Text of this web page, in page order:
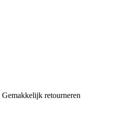
Gemakkelijk retourneren